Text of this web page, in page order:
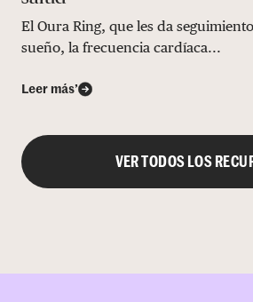
El Oura Ring, que les da
sueño, la frecuencia cardíaca...
Leer más’
VER TODOS LOS